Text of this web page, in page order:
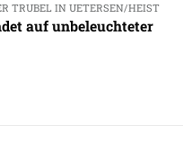
TRUBEL IN UETERSEN/HEIST
auf unbeleuchteter